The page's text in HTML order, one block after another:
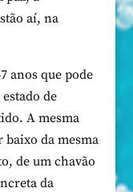
aí, na
anos que pode
de
A mesma
baixo da mesma
de um chavão
da